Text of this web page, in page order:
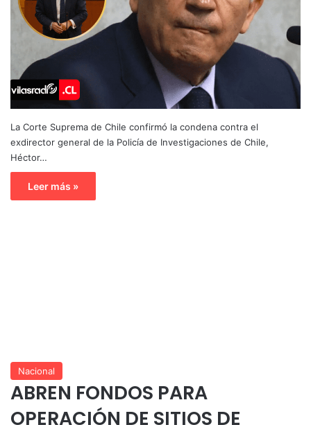
La Corte Suprema de Chile confirmó la condena contra el
exdirector general de la Policía de Investigaciones de Chile,
Héctor…
Leer más »
Nacional
ABREN FONDOS PARA
OPERACIÓN DE SITIOS DE